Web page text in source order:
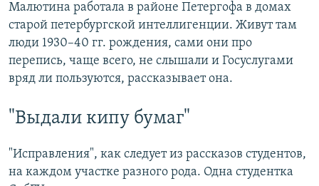
Малютина работала в районе Петергофа в домах
старой петербургской интеллигенции. Живут там
люди 1930–40 гг. рождения, сами они про
перепись, чаще всего, не слышали и Госуслугами
вряд ли пользуются, рассказывает она.
"Выдали кипу бумаг"
"Исправления", как следует из рассказов студентов,
на каждом участке разного рода. Одна студентка